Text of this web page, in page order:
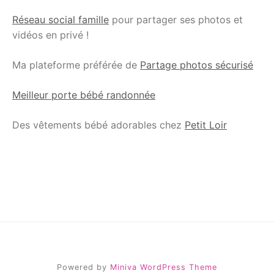
Réseau social famille pour partager ses photos et
vidéos en privé !
Ma plateforme préférée de Partage photos sécurisé
Meilleur porte bébé randonnée
Des vêtements bébé adorables chez Petit Loir
Powered by Miniva WordPress Theme